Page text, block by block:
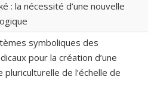
: la nécessité d’une nouvelle
symboliques des
pour la création d’une
de l’échelle de